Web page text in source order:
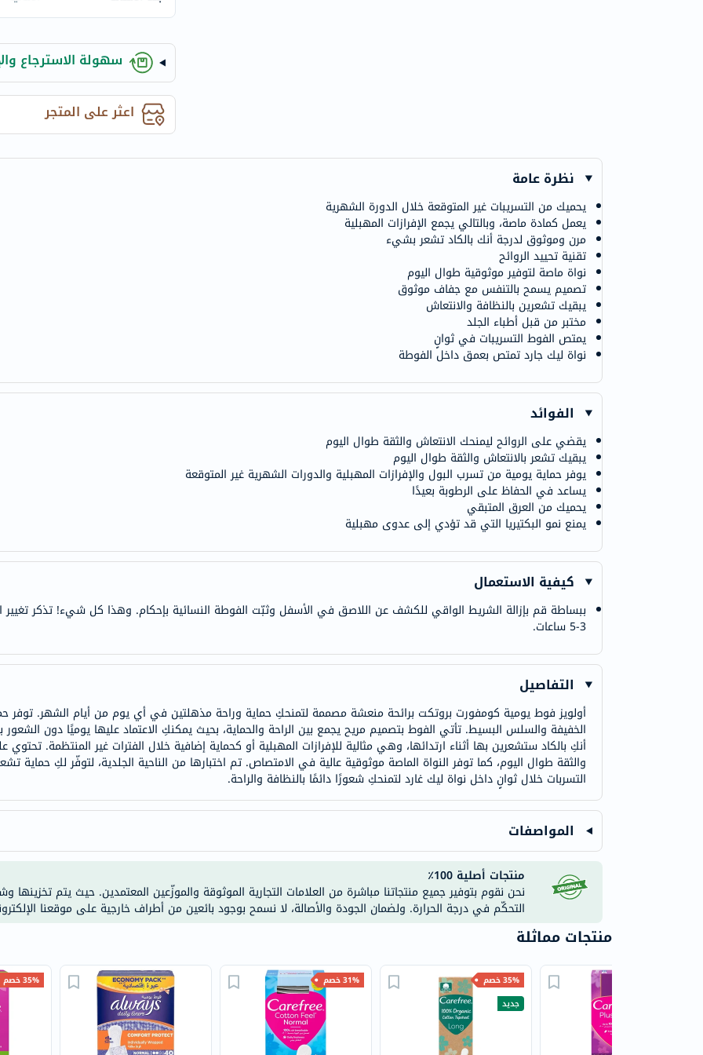
accu-
chek
activise
acuvue
annemarie-
borlind
theordinary
olaplex
vitalproteins
OMRON
Goongbe
doppelherz
NMN
dessert-
Biochem
skinceuticals
true-
honey
أساسيات
العناية
الصحية
باقة
سهولة الاسترجاع
اعثر على المتجر
نظرة عامة
يحميك من التسريبات غير المتوقعة خلال الدورة الشهرية
يعمل كمادة ماصة، وبالتالي يجمع الإفرازات المهبلية
مرن وموثوق لدرجة أنك بالكاد تشعر بشيء
تقنية تحييد الروائح
نواة ماصة لتوفير موثوقية طوال اليوم
تصميم يسمح بالتنفس مع جفاف موثوق
يبقيك تشعرين بالنظافة والانتعاش
مختبر من قبل أطباء الجلد
يمتص الفوط التسريبات في ثوانٍ
نواة ليك جارد تمتص بعمق داخل الفوطة
الفوائد
يقضي على الروائح ليمنحك الانتعاش والثقة طوال اليوم
يبقيك تشعر بالانتعاش والثقة طوال اليوم
يوفر حماية يومية من تسرب البول والإفرازات المهبلية والدورات الشهرية غير المتوقعة
يساعد في الحفاظ على الرطوبة بعيدًا
يحميك من العرق المتبقي
يمنع نمو البكتيريا التي قد تؤدي إلى عدوى مهبلية
كيفية الاستعمال
ببساطة قم بإزالة الشريط الواقي للكشف عن اللاصق في الأسفل وثبّت الفوطة النسائية بإحكام. وهذا كل شيء! تذكر تغيير
3-5 ساعات.
التفاصيل
أولويز فوط يومية كومفورت بروتكت برائحة منعشة مصممة لتمنحكِ حماية وراحة مذهلتين في أي يوم من أيام الشهر. توفر
الخفيفة والسلس البسيط. تأتي الفوط بتصميم مريح يجمع بين الراحة والحماية، بحيث يمكنكِ الاعتماد عليها يوميًا دون
أنكِ بالكاد ستشعرين بها أثناء ارتدائها، وهي مثالية للإفرازات المهبلية أو كحماية إضافية خلال الفترات غير المنتظمة.
والثقة طوال اليوم، كما توفر النواة الماصة موثوقية عالية في الامتصاص. تم اختبارها من الناحية الجلدية، لتوفّر لكِ حماية
التسربات خلال ثوانٍ داخل نواة ليك غارد لتمنحكِ شعورًا دائمًا بالنظافة والراحة.
المواصفات
منتجات أصلية 100٪
نحن نقوم بتوفير جميع منتجاتنا مباشرة من العلامات التجارية الموثوقة والموزّعين المعتمدين. حيث يتم
التحكّم في درجة الحرارة. ولضمان الجودة والأصالة، لا نسمح بوجود بائعين من أطراف خارجية على موقعنا
منتجات مماثلة
35% خصم 31% خصم
35% خصم
جديد